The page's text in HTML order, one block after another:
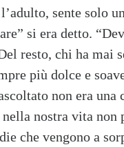
sente solo
si era detto.
resto, chi ha mai
più dolce e
non era
nostra vita non
che vengono a